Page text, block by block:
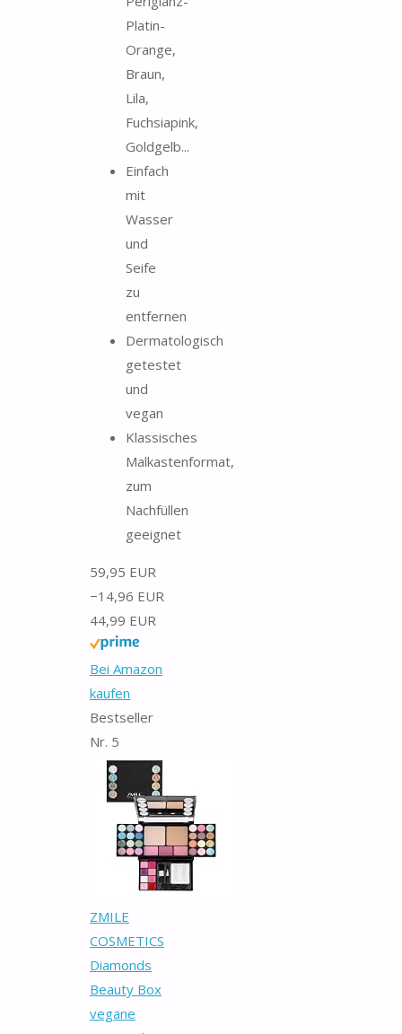
Platin-
Orange,
Braun,
Lila,
Fuchsiapink,
Goldgelb...
Einfach
mit
Wasser
und
Seife
zu
entfernen
Dermatologisch
getestet
und
vegan
Klassisches
Malkastenformat,
zum
Nachfüllen
geeignet
59,95 EUR
−14,96 EUR
44,99 EUR
Bei Amazon
kaufen
Bestseller
Nr. 5
ZMILE
COSMETICS
Diamonds
Beauty Box
vegane